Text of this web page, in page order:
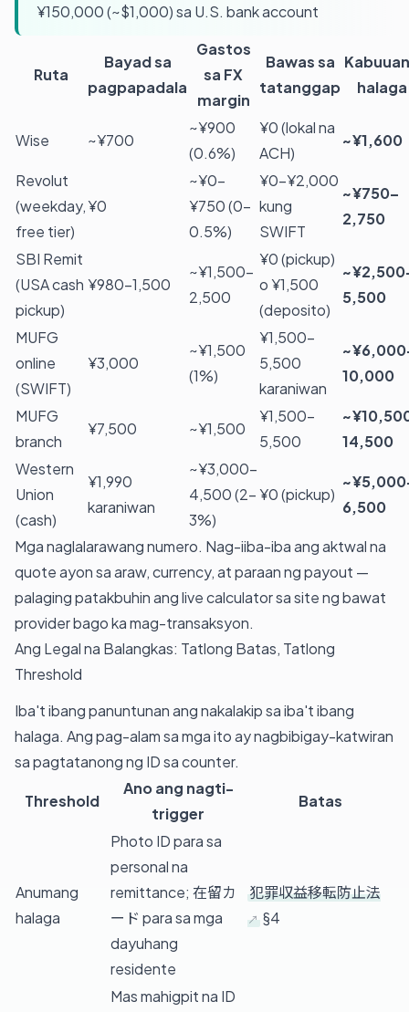
¥150,000 (~$1,000) sa U.S. bank account
Ruta
Bayad sa
pagpapadala
Gastos
sa FX
margin
Bawas sa
tatanggap
halaga
Wise ~¥700
~¥900
(0.6%)
¥0 (lokal na
ACH)
~¥1,600
Revolut
(weekday,
free tier)
¥0
~¥0–
¥750 (0–
0.5%)
¥0–¥2,000
kung
SWIFT
~¥750–
2,750
SBI Remit
(USA cash
pickup)
¥980–1,500
~¥1,500–
2,500
¥0 (pickup)
o ¥1,500
(deposito)
5,500
MUFG
online
(SWIFT)
¥3,000
~¥1,500
(1%)
¥1,500–
5,500
karaniwan
10,000
MUFG
branch
¥7,500 ~¥1,500
¥1,500–
5,500
14,500
Western
Union
(cash)
¥1,990
karaniwan
~¥3,000–
4,500 (2–
3%)
¥0 (pickup)
6,500
Mga naglalarawang numero. Nag-iiba-iba ang aktwal na
quote ayon sa araw, currency, at paraan ng payout —
palaging patakbuhin ang live calculator sa site ng bawat
provider bago ka mag-transaksyon.
Ang Legal na Balangkas: Tatlong Batas, Tatlong
Threshold
Iba't ibang panuntunan ang nakalakip sa iba't ibang
halaga. Ang pag-alam sa mga ito ay nagbibigay-katwiran
sa pagtatanong ng ID sa counter.
Threshold
Ano ang nagti-
trigger
Batas
Anumang
halaga
Photo ID para sa
personal na
remittance; 在留カ
ード para sa mga
dayuhang
residente
犯罪収益移転防止法
§4
Mas mahigpit na ID